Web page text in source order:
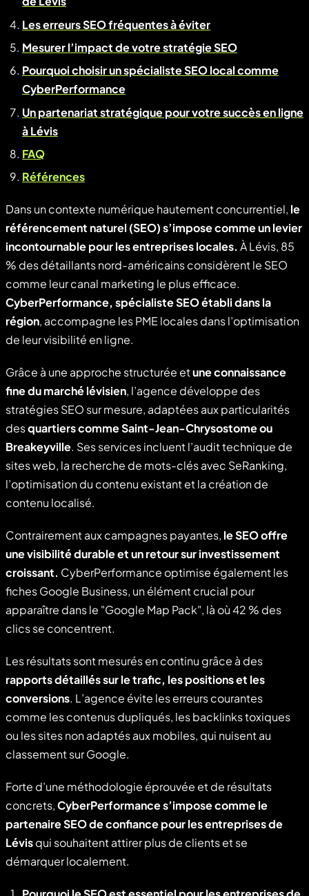
Les erreurs SEO fréquentes à éviter
Mesurer l’impact de votre stratégie SEO
Pourquoi choisir un spécialiste SEO local comme
CyberPerformance
Un partenariat stratégique pour votre succès en ligne
à Lévis
FAQ
Références
Dans un contexte numérique hautement concurrentiel, le
référencement naturel (SEO) s’impose comme un levier
incontournable pour les entreprises locales. À Lévis, 85
% des détaillants nord-américains considèrent le SEO
comme leur canal marketing le plus efficace.
CyberPerformance, spécialiste SEO établi dans la
région, accompagne les PME locales dans l’optimisation
de leur visibilité en ligne.
Grâce à une approche structurée etune connaissance
fine du marché lévisien, l’agence développe des
stratégies SEO sur mesure, adaptées aux particularités
desquartiers comme Saint-Jean-Chrysostome ou
Breakeyville. Ses services incluent l’audit technique de
sites web, la recherche de mots-clés avec SeRanking,
l’optimisation du contenu existant et la création de
contenu localisé.
Contrairement aux campagnes payantes, le SEO offre
une visibilité durable et un retour sur investissement
croissant. CyberPerformance optimise également les
fiches Google Business, un élément crucial pour
apparaître dans le "Google Map Pack", là où 42 % des
clics se concentrent.
Les résultats sont mesurés en continu grâce à des
rapports détaillés sur le trafic, les positions et les
conversions. L’agence évite les erreurs courantes
comme les contenus dupliqués, les backlinks toxiques
ou les sites non adaptés aux mobiles, qui nuisent au
classement sur Google.
Forte d’une méthodologie éprouvée et de résultats
concrets,CyberPerformance s’impose comme le
partenaire SEO de confiance pour les entreprises de
Lévisqui souhaitent attirer plus de clients et se
démarquer localement.